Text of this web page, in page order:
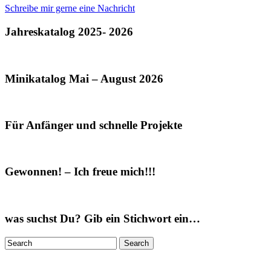
Schreibe mir gerne eine Nachricht
Jahreskatalog 2025- 2026
Minikatalog Mai – August 2026
Für Anfänger und schnelle Projekte
Gewonnen! – Ich freue mich!!!
was suchst Du? Gib ein Stichwort ein…